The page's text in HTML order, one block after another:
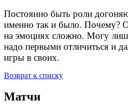
Постоянно быть роли
именно так и было. Почему?
на эмоциях сложно. Могу
надо первыми отличиться и
игры в своих.
Возврат к списку
Матчи